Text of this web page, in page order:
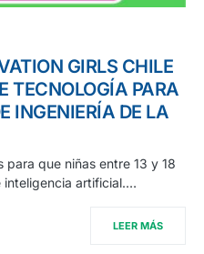
GIRLS CHILE
TECNOLOGÍA PARA
INGENIERÍA DE LA
que niñas entre 13 y 18
inteligencia artificial.…
LEER MÁS